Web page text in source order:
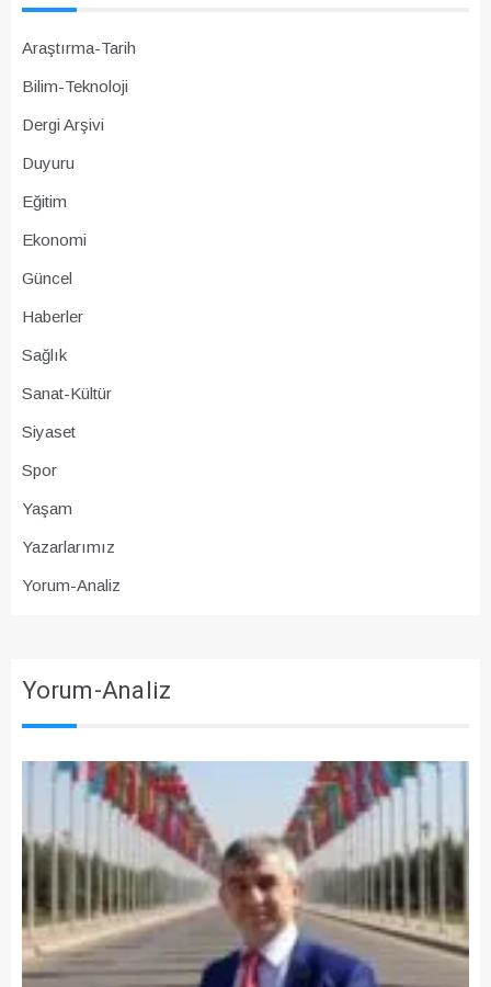
Araştırma-Tarih
Bilim-Teknoloji
Dergi Arşivi
Duyuru
Eğitim
Ekonomi
Güncel
Haberler
Sağlık
Sanat-Kültür
Siyaset
Spor
Yaşam
Yazarlarımız
Yorum-Analiz
Yorum-Analiz